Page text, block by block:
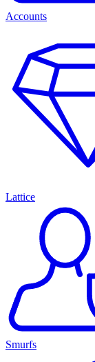
Accounts
Lattice
Smurfs